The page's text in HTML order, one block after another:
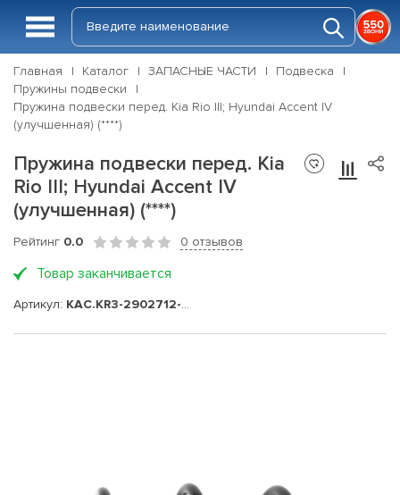
Главная Каталог ЗАПАСНЫЕ ЧАСТИ
Подвеска
Пружины подвески
Пружина подвески перед. Kia Rio III; Hyundai Accent IV
(улучшенная) (****)
Пружина подвески перед. Kia
Rio III; Hyundai Accent IV
(улучшенная) (****)
Рейтинг 0.0 0 отзывов
Товар заканчивается
Артикул: KAC.KR3-2902712-01